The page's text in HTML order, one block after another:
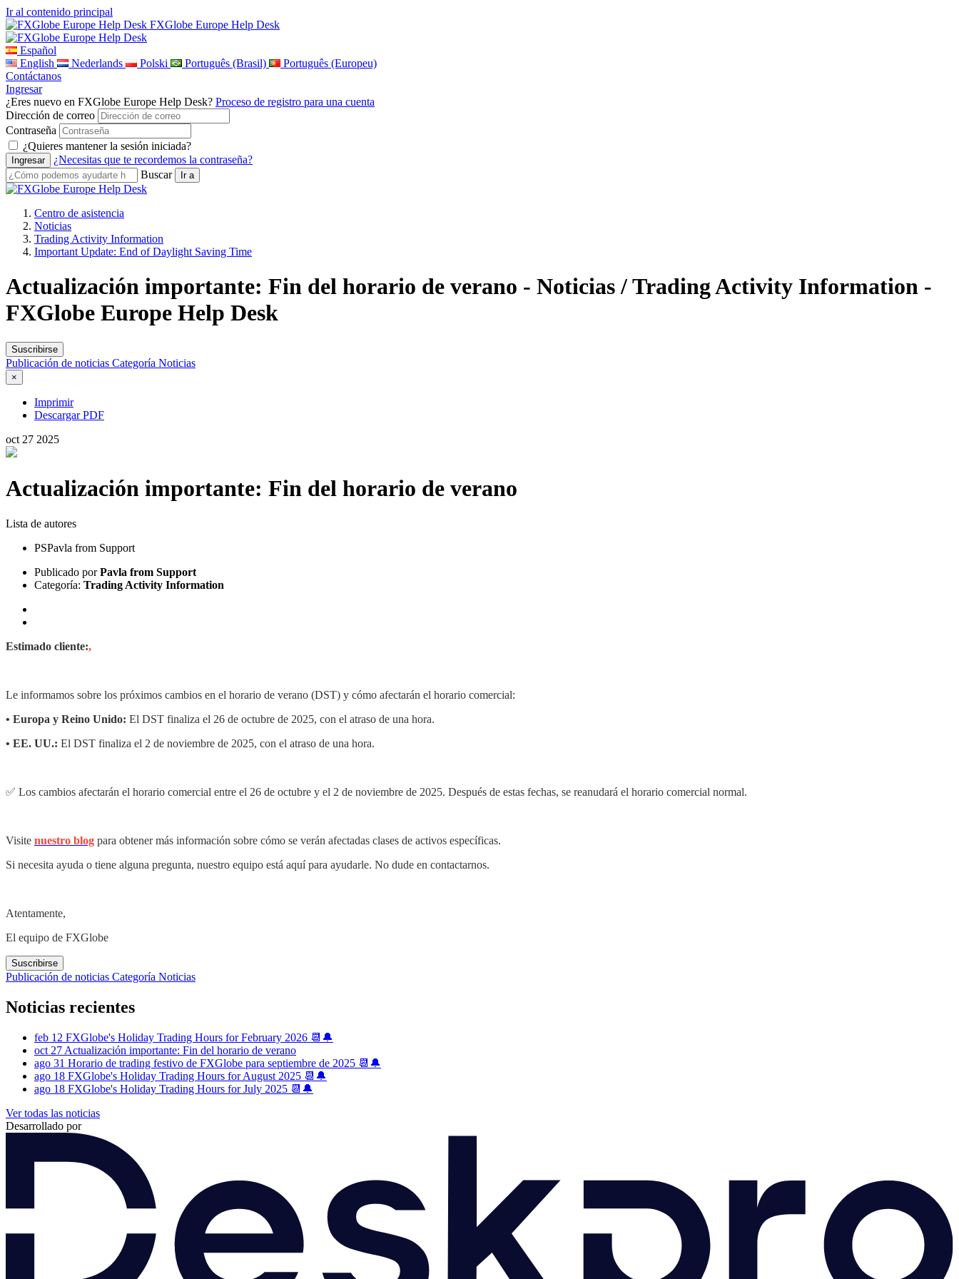
Ir al contenido principal
FXGlobe Europe Help Desk
Español
English
Nederlands Polski Português (Brasil)
Português (Europeu)
Contáctanos
Ingresar
¿Eres nuevo en FXGlobe Europe Help Desk? Proceso de registro para una cuenta
Dirección de correo
Contraseña
¿Quieres mantener la sesión iniciada?
¿Necesitas que te recordemos la contraseña?
Buscar
Centro de asistencia
Noticias
Trading Activity Information
Important Update: End of Daylight Saving Time
Actualización importante: Fin del horario de verano - Noticias / Trading Activity Information -
FXGlobe Europe Help Desk
Suscribirse
Publicación de noticias Categoría Noticias
×
Imprimir
Descargar PDF
oct 27 2025
Actualización importante: Fin del horario de verano
Lista de autores
PSPavla from Support
Publicado porPavla from Support
Categoría: Trading Activity Information
Estimado cliente:,
Le informamos sobre los próximos cambios en el horario de verano (DST) y cómo afectarán el horario comercial:
• Europa y Reino Unido: El DST finaliza el 26 de octubre de 2025, con el atraso de una hora.
• EE. UU.: El DST finaliza el 2 de noviembre de 2025, con el atraso de una hora.
✅ Los cambios afectarán el horario comercial entre el 26 de octubre y el 2 de noviembre de 2025. Después de estas fechas, se reanudará el horario comercial normal.
Visite nuestro blog para obtener más información sobre cómo se verán afectadas clases de activos específicas.
Si necesita ayuda o tiene alguna pregunta, nuestro equipo está aquí para ayudarle. No dude en contactarnos.
Atentamente,
El equipo de FXGlobe
Suscribirse
Publicación de noticias Categoría Noticias
Noticias recientes
feb 12 FXGlobe's Holiday Trading Hours for February 2026 📆🔔
oct 27 Actualización importante: Fin del horario de verano
ago 31 Horario de trading festivo de FXGlobe para septiembre de 2025 📆🔔
ago 18 FXGlobe's Holiday Trading Hours for August 2025 📆🔔
ago 18 FXGlobe's Holiday Trading Hours for July 2025 📆🔔
Ver todas las noticias
Desarrollado por